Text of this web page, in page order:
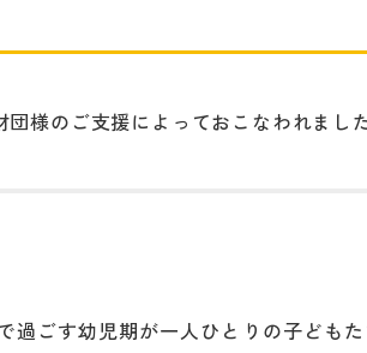
様のご支援によっておこなわれました
過ごす幼児期が一人ひとりの子ども